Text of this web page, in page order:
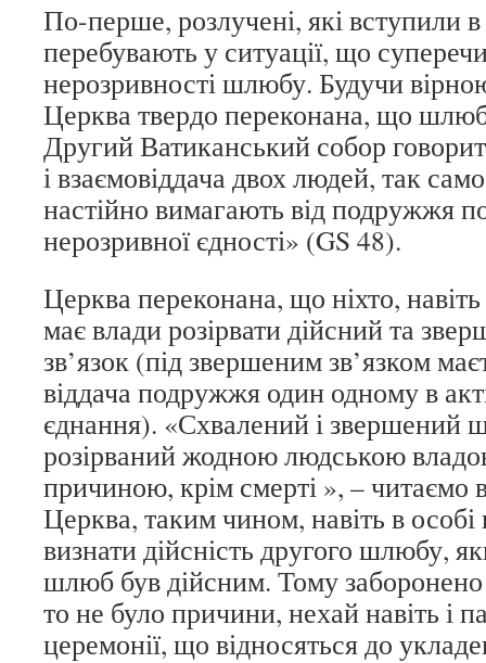
По-перше, розлучені, які вступили
перебувають у ситуації, що
нерозривності шлюбу. Будучи
Церква твердо переконана, що
Другий Ватиканський собор
і взаємовіддача двох людей, так
настійно вимагають від подружжя
нерозривної єдності» (GS 48).
Церква переконана, що ніхто,
має влади розірвати дійсний та
зв’язок (під звершеним зв’язком
віддача подружжя один одному в
єднання). «Схвалений і звершений
розірваний жодною людською
причиною, крім смерті », – читаємо
Церква, таким чином, навіть в
визнати дійсність другого шлюбу,
шлюб був дійсним. Тому заборонено
то не було причини, нехай навіть і
церемонії, що відносяться до